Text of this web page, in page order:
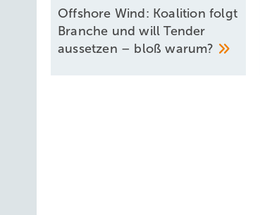
Offshore Wind: Koalition folgt
Branche und will Tender
aussetzen – bloßwarum?